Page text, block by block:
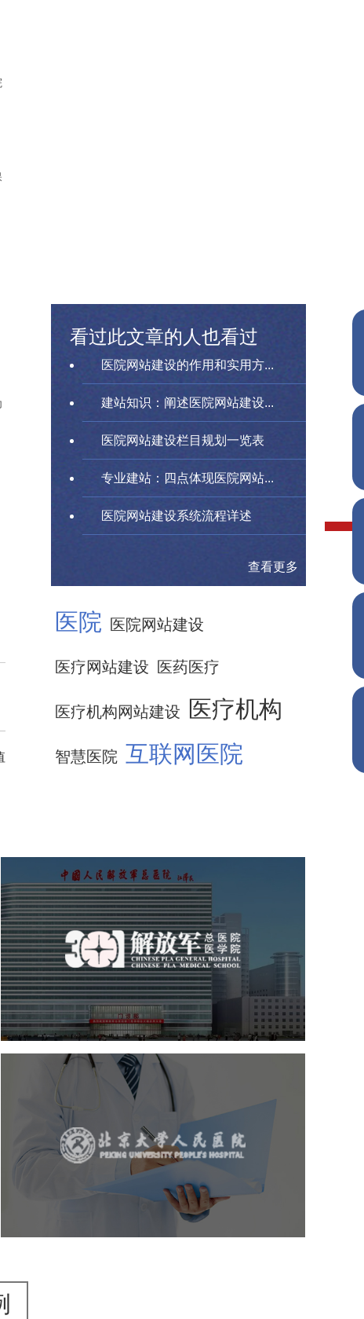
看过此文章的人也看过
医院网站建设的作用和实用方...
建站知识：阐述医院网站建设...
医院网站建设栏目规划一览表
专业建站：四点体现医院网站...
医院网站建设系统流程详述
查看更多
医院 医院网站建设
医疗网站建设 医药医疗
医疗机构网站建设 医疗机构
智慧医院 互联网医院
中国人民解放军总医院 301
医院
医药医疗 医院 医院网站建设 定制开发
北京大学人民医院
医院
医院网站建设
定制开发 网站代运营